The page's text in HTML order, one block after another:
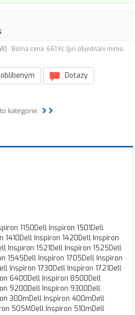
Běžná cena: 661 Kč (při objednání mimo
Dotazy
kategorie:
1150Dell Inspiron 1501Dell
1410Dell Inspiron 1420Dell Inspiron
Inspiron 1521Dell Inspiron 1525Dell
1545Dell Inspiron 1705Dell Inspiron
Inspiron 1730Dell Inspiron 1721Dell
6400Dell Inspiron 8500Dell
9200Dell Inspiron 9300Dell
300mDell Inspiron 400mDell
505MDell Inspiron 510mDell